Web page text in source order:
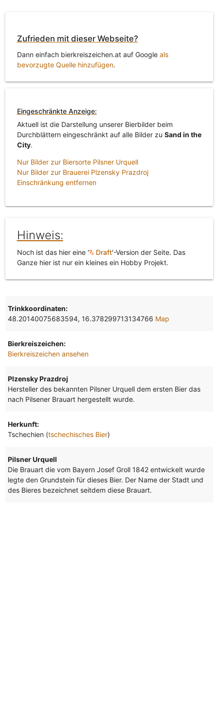
Zufrieden mit dieser Webseite?
Dann einfach bierkreiszeichen.at auf Google als
bevorzugte Quelle hinzufügen.
Eingeschränkte Anzeige:
Aktuell ist die Darstellung unserer Bierbilder beim
Durchblättern eingeschränkt auf alle Bilder zu Sand in the
City.
Nur Bilder zur Biersorte Pilsner Urquell
Nur Bilder zur Brauerei Plzensky Prazdroj
Einschränkung entfernen
Hinweis:
Noch ist das hier eine ' Draft'-Version der Seite. Das
Ganze hier ist nur ein kleines ein Hobby Projekt.
Trinkkoordinaten:
48.20140075683594, 16.378299713134766 Map
Bierkreiszeichen:
Bierkreiszeichen ansehen
Plzensky Prazdroj
Hersteller des bekannten Pilsner Urquell dem ersten Bier das
nach Pilsener Brauart hergestellt wurde.
Herkunft:
Tschechien (tschechisches Bier)
Pilsner Urquell
Die Brauart die vom Bayern Josef Groll 1842 entwickelt wurde
legte den Grundstein für dieses Bier. Der Name der Stadt und
des Bieres bezeichnet seitdem diese Brauart.